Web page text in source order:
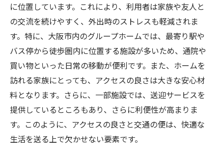
に位置しています。これにより、利用者は家族や友人と
の交流を続けやすく、外出時のストレスも軽減されま
す。特に、大阪市内のグループホームでは、最寄り駅や
バス停から徒歩圏内に位置する施設が多いため、通院や
買い物といった日常の移動が便利です。また、ホームを
訪れる家族にとっても、アクセスの良さは大きな安心材
料となります。さらに、一部施設では、送迎サービスを
提供しているところもあり、さらに利便性が高まりま
す。このように、アクセスの良さと交通の便は、快適な
生活を送る上で欠かせない要素です。